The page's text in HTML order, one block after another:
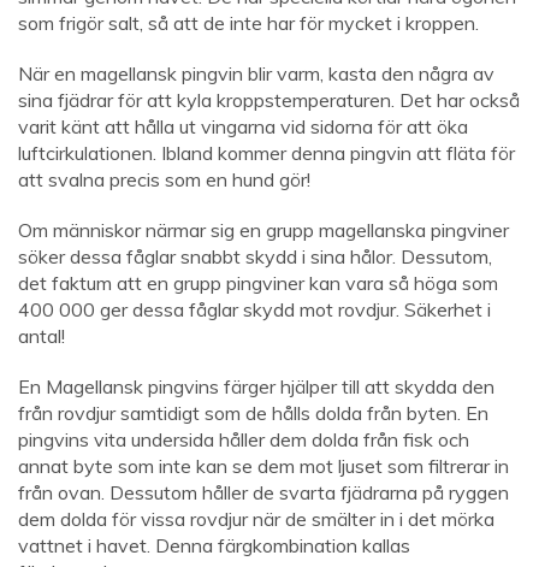
som frigör salt, så att de inte har för mycket i kroppen.
När en magellansk pingvin blir varm, kasta den några av
sina fjädrar för att kyla kroppstemperaturen. Det har också
varit känt att hålla ut vingarna vid sidorna för att öka
luftcirkulationen. Ibland kommer denna pingvin att fläta för
att svalna precis som en hund gör!
Om människor närmar sig en grupp magellanska pingviner
söker dessa fåglar snabbt skydd i sina hålor. Dessutom,
det faktum att en grupp pingviner kan vara så höga som
400 000 ger dessa fåglar skydd mot rovdjur. Säkerhet i
antal!
En Magellansk pingvins färger hjälper till att skydda den
från rovdjur samtidigt som de hålls dolda från byten. En
pingvins vita undersida håller dem dolda från fisk och
annat byte som inte kan se dem mot ljuset som filtrerar in
från ovan. Dessutom håller de svarta fjädrarna på ryggen
dem dolda för vissa rovdjur när de smälter in i det mörka
vattnet i havet. Denna färgkombination kallas